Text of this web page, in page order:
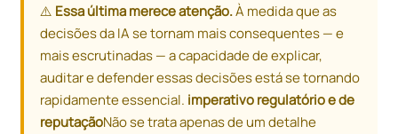
⚠️ Essa última merece atenção.À medida que as
decisões da IA ​​se tornam mais consequentes — e
mais escrutinadas — a capacidade de explicar,
auditar e defender essas decisões está se tornando
rapidamente essencial. imperativo regulatório e de
reputaçãoNão se trata apenas de um detalhe